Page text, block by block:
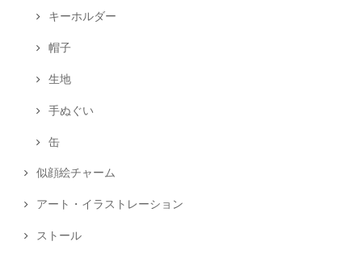
キーホルダー
帽子
生地
手ぬぐい
缶
似顔絵チャーム
アート・イラストレーション
ストール